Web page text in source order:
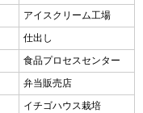
アイスクリーム工場
仕出し
食品プロセスセンター
弁当販売店
イチゴハウス栽培